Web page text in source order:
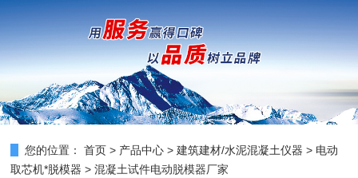
您的位置： 首页 > 产品中心 >建筑建材/水泥混凝土仪器 > 电动
取芯机*脱模器 > 混凝土试件电动脱模器厂家